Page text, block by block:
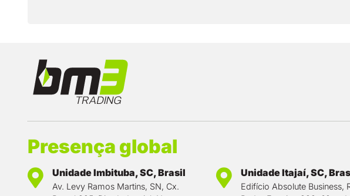
Presença global
Unidade Imbituba, SC, Brasil
Av. Levy Ramos Martins, SN, Cx.
Unidade Itajaí, SC,
Edifício Absolute Business,